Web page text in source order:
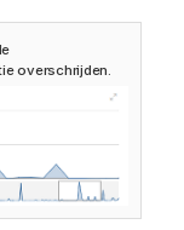
overschrijden.